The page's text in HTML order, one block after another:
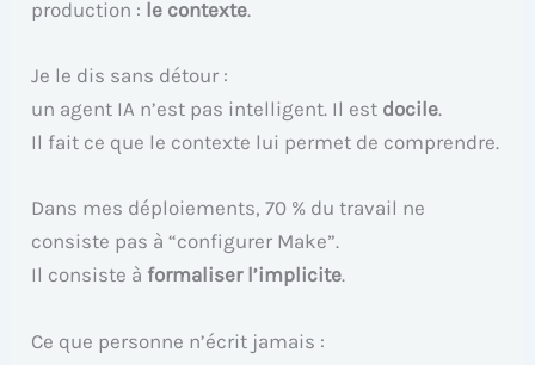
production : le contexte.
Je le dis sans détour :
un agent IA n’est pas intelligent. Il est docile.
Il fait ce que le contexte lui permet de comprendre.
Dans mes déploiements, 70 % du travail ne
consiste pas à “configurer Make”.
Il consiste à formaliser l’implicite.
Ce que personne n’écrit jamais :